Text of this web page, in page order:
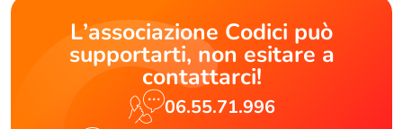
L’associazione Codici può
supportarti, non esitare a
contattarci!
06.55.71.996